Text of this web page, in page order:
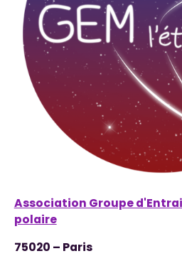
Association Groupe
polaire
75020 – Paris